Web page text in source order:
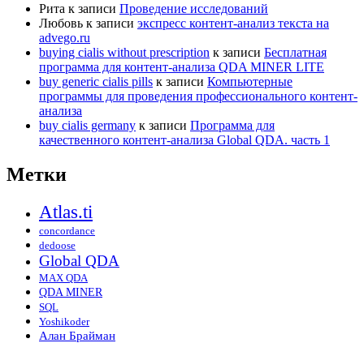
Рита к записи Проведение исследований
Любовь к записи экспресс контент-анализ текста на
advego.ru
buying cialis without prescription к записи Бесплатная
программа для контент-анализа QDA MINER LITE
buy generic cialis pills к записи Компьютерные
программы для проведения профессионального контент-
анализа
buy cialis germany к записи Программа для
качественного контент-анализа Global QDA. часть 1
Метки
Atlas.ti
concordance
dedoose
Global QDA
MAX QDA
QDA MINER
SQL
Yoshikoder
Алан Брайман